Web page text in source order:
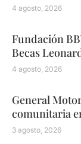
4 agosto, 2026
Fundación
Becas
4 agosto, 2026
General
comunitaria
3 agosto, 2026